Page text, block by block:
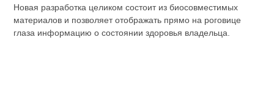
Новая разработка целиком состоит из биосовместимых
материалов и позволяет отображать прямо на роговице
глаза информацию о состоянии здоровья владельца.